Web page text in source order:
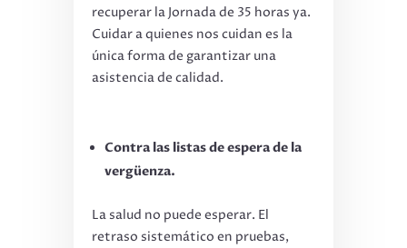
recuperar la Jornada de 35 horas ya.
Cuidar a quienes nos cuidan es la
única forma de garantizar una
asistencia de calidad.
Contra las listas de espera de la
vergüenza.
La salud no puede esperar. El
retraso sistemático en pruebas,